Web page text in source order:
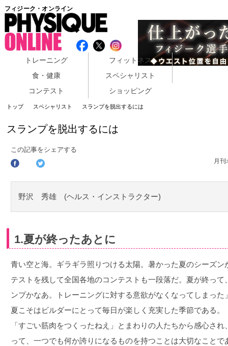
フィジーク・オンライン
トレーニング
フィットネス
食・健康
スペシャリスト
コンテスト
ショッピング
トップ スペシャリスト スランプを脱出するには
スランプを脱出するには
この記事をシェアする
月
野沢 秀雄 (ヘルス・インストラクター)
1.夏が終ったあとに
青い空と海。ギラギラ照りつける太陽。暑かった夏のシーズ
テストを残して全国各地のコンテストも一段落だ。夏が終っ
ンプかなあ。トレーニングに対する意欲がなくなってしまっ
夏こそはビルダーにとって毎日が楽しく充実した季節である
「すごい筋肉をつくったねえ」とまわりの人たちから感心さ
って、一つでも何か誇りになるものを持つことは大切なこと